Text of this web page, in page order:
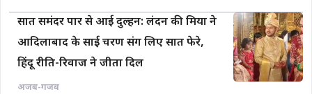
सात समंदर पार से आई दुल्हन: लंदन की मिया ने
आदिलाबाद के साई चरण संग लिए सात फेरे,
हिंदू रीति-रिवाज ने जीता दिल
अजब-गजब